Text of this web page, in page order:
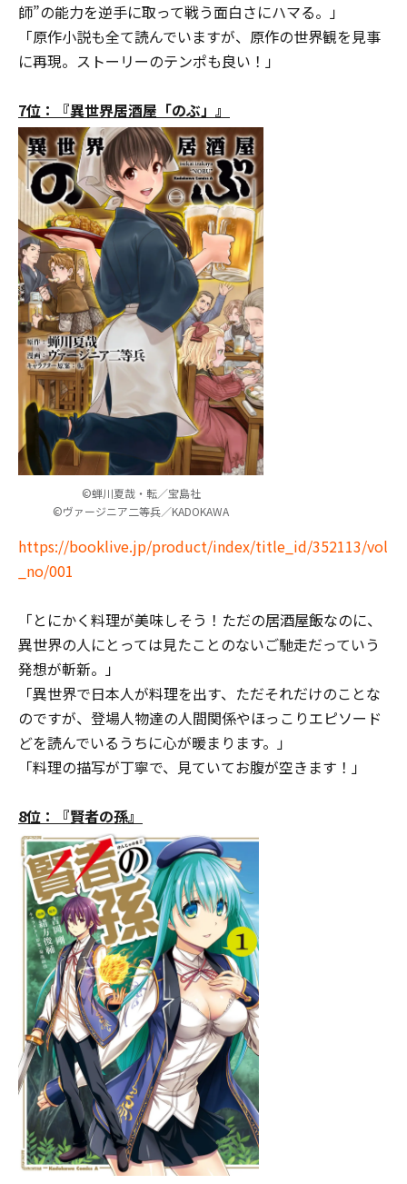
師”の能力を逆手に取って戦う面白さにハマる。」
「原作小説も全て読んでいますが、原作の世界観を見事
に再現。ストーリーのテンポも良い！」
7位：『異世界居酒屋「のぶ」』
©蝉川夏哉・転／宝島社
©ヴァージニア二等兵／KADOKAWA
https://booklive.jp/product/index/title_id/352113/vol
_no/001
「とにかく料理が美味しそう！ただの居酒屋飯なのに、
異世界の人にとっては見たことのないご馳走だっていう
発想が斬新。」
「異世界で日本人が料理を出す、ただそれだけのことな
のですが、登場人物達の人間関係やほっこりエピソード
どを読んでいるうちに心が暖まります。」
「料理の描写が丁寧で、見ていてお腹が空きます！」
8位：『賢者の孫』